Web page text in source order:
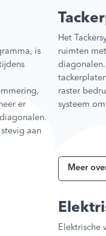
is
er
aan
Het
ruimten
raster
systeem
Meer
Elektrische